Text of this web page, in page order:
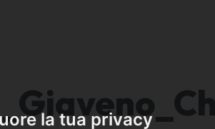
la tua privacy